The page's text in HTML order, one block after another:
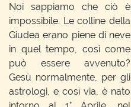
Noi sappiamo che ciò è
impossibile. Le colline della
Giudea erano piene di neve
in quel tempo, così come
può essere avvenuto?
Gesù normalmente, per gli
astrologi, e così via, è nato